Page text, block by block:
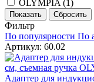
OLYMPIA (1)
Фильтр
По популярности По
Артикул: 60.02
Адаптер для